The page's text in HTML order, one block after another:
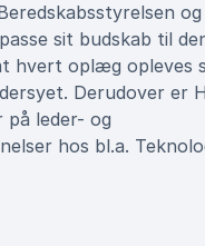
sit budskab til
hvert oplæg opleves
Derudover er
på leder- og
hos bl.a.